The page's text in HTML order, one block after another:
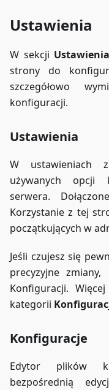
Ustawienia
W sekcji Ustawienia
strony do
szczegółowo
konfiguracji.
Ustawienia
W ustawieniach
używanych opcji
serwera.
Korzystanie z tej
początkujących w
Jeśli czujesz się
precyzyjne
Konfiguracji.
kategorii
Konfiguracje
Edytor plików
bezpośrednią